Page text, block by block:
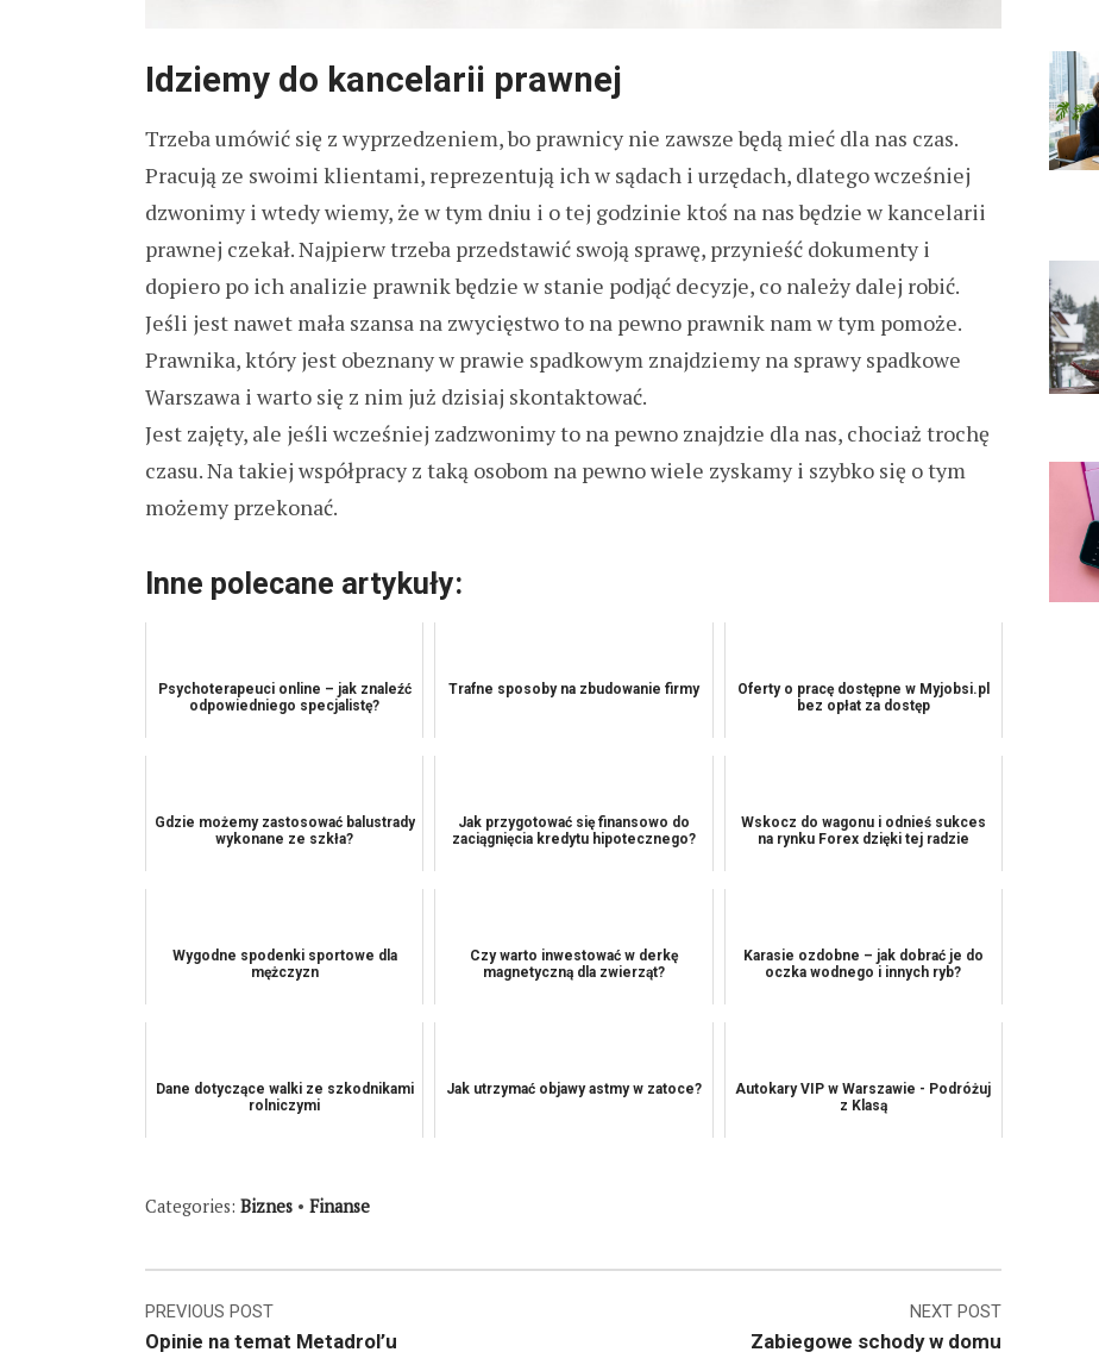
Idziemy do kancelarii prawnej
Trzeba umówić się z wyprzedzeniem, bo prawnicy nie zawsze będą mieć dla nas czas.
Pracują ze swoimi klientami, reprezentują ich w sądach i urzędach, dlatego wcześniej
dzwonimy i wtedy wiemy, że w tym dniu i o tej godzinie ktoś na nas będzie w kancelarii
prawnej czekał. Najpierw trzeba przedstawić swoją sprawę, przynieść dokumenty i
dopiero po ich analizie prawnik będzie w stanie podjąć decyzje, co należy dalej robić.
Jeśli jest nawet mała szansa na zwycięstwo to na pewno prawnik nam w tym pomoże.
Prawnika, który jest obeznany w prawie spadkowym znajdziemy na sprawy spadkowe
Warszawa i warto się z nim już dzisiaj skontaktować.
Jest zajęty, ale jeśli wcześniej zadzwonimy to na pewno znajdzie dla nas, chociaż trochę
czasu. Na takiej współpracy z taką osobom na pewno wiele zyskamy i szybko się o tym
możemy przekonać.
Inne polecane artykuły:
Psychoterapeuci online – jak znaleźć
odpowiedniego specjalistę?
Trafne sposoby na zbudowanie firmy
Oferty o pracę dostępne w Myjobsi.pl
bez opłat za dostęp
Gdzie możemy zastosować balustrady
wykonane ze szkła?
Jak przygotować się finansowo do
zaciągnięcia kredytu hipotecznego?
Wskocz do wagonu i odnieś sukces
na rynku Forex dzięki tej radzie
Wygodne spodenki sportowe dla
mężczyzn
Czy warto inwestować w derkę
magnetyczną dla zwierząt?
Karasie ozdobne – jak dobrać je do
oczka wodnego i innych ryb?
Dane dotyczące walki ze szkodnikami
rolniczymi
Jak utrzymać objawy astmy w zatoce?
Autokary VIP w Warszawie - Podróżuj
z Klasą
Categories: Biznes • Finanse
Nawigacja
wpisu
PREVIOUS POST
Opinie na temat Metadrol’u
NEXT POST
Zabiegowe schody w domu